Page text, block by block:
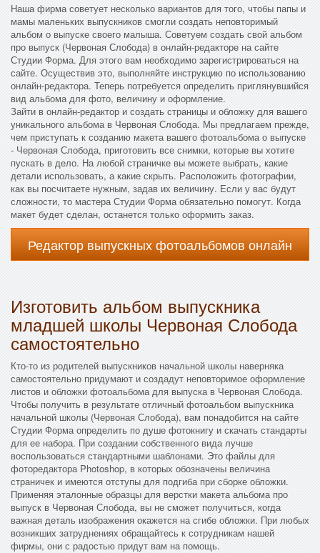
Наша фирма советует несколько вариантов для того, чтобы папы и
мамы маленьких выпускников смогли создать неповторимый
альбом о выпуске своего малыша. Советуем создать свой альбом
про выпуск (Червоная Слобода) в онлайн-редакторе на сайте
Студии Форма. Для этого вам необходимо зарегистрироваться на
сайте. Осуществив это, выполняйте инструкцию по использованию
онлайн-редактора. Теперь потребуется определить приглянувшийся
вид альбома для фото, величину и оформление.
Зайти в онлайн-редактор и создать страницы и обложку для вашего
уникального альбома в Червоная Слобода. Мы предлагаем прежде,
чем приступать к созданию макета вашего фотоальбома о выпуске
- Червоная Слобода, приготовить все снимки, которые вы хотите
пускать в дело. На любой страничке вы можете выбрать, какие
детали использовать, а какие скрыть. Расположить фотографии,
как вы посчитаете нужным, задав их величину. Если у вас будут
сложности, то мастера Студии Форма обязательно помогут. Когда
макет будет сделан, останется только оформить заказ.
Редактор выпускных фотоальбомов онлайн
Изготовить альбом выпускника
младшей школы Червоная Слобода
самостоятельно
Кто-то из родителей выпускников начальной школы наверняка
самостоятельно придумают и создадут неповторимое оформление
листов и обложки фотоальбома для выпуска в Червоная Слобода.
Чтобы получить в результате отличный фотоальбом выпускника
начальной школы (Червоная Слобода), вам понадобится на сайте
Студии Форма определить по душе фотокнигу и скачать стандарты
для ее набора. При создании собственного вида лучше
воспользоваться стандартными шаблонами. Это файлы для
фоторедактора Photoshop, в которых обозначены величина
страничек и имеются отступы для подгиба при сборке обложки.
Применяя эталонные образцы для верстки макета альбома про
выпуск в Червоная Слобода, вы не сможет получиться, когда
важная деталь изображения окажется на сгибе обложки. При любых
возникших затруднениях обращайтесь к сотрудникам нашей
фирмы, они с радостью придут вам на помощь.